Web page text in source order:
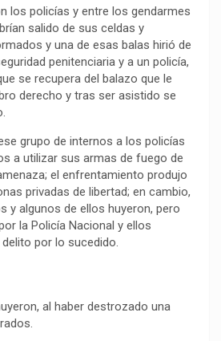
los policías y entre los gendarmes
salido de sus celdas y
y una de esas balas hirió de
penitenciaria y a un policía,
se recupera del balazo que le
derecho y tras ser asistido se
grupo de internos a los policías
a utilizar sus armas de fuego de
el enfrentamiento produjo
privadas de libertad; en cambio,
y algunos de ellos huyeron, pero
la Policía Nacional y ellos
por lo sucedido.
al haber destrozado una